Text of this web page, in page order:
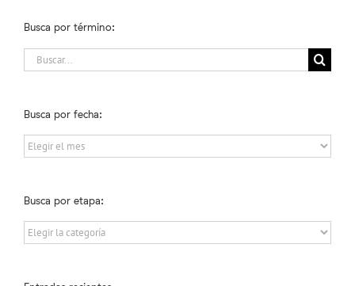
Busca por término:
Buscar:
Busca por fecha:
Busca
por
Busca por etapa:
Busca
por